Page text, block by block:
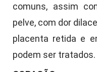
comuns, assim
pelve, com dor
placenta retida e
podem ser tratados.